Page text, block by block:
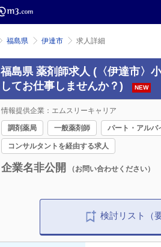
福島県 伊達市 求人詳細
福島県 薬剤師求人 (〈伊達市〉
してお仕事しませんか？)
NEW
情報提供企業：エムスリーキャリア
調剤薬局 一般薬剤師 パート・アルバ
コンサルタントを経由する求人
企業名非公開 （お問い合わせください）
検討リスト（